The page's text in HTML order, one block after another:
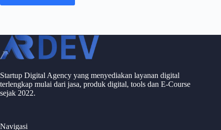
Startup Digital Agency yang menyediakan layanan digital
terlengkap mulai dari jasa, produk digital, tools dan E-Course
sejak 2022.
Navigasi